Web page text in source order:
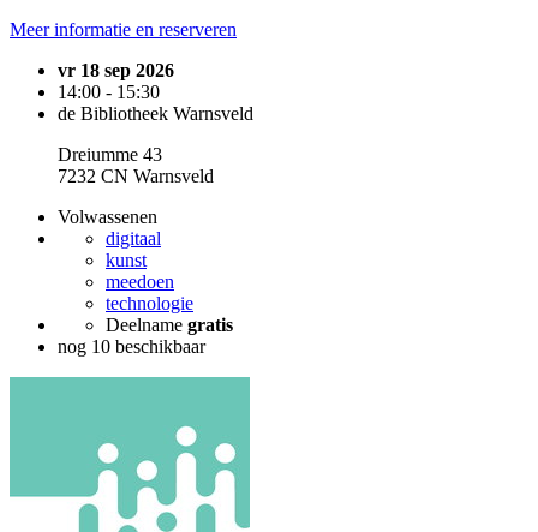
Meer informatie en reserveren
vr 18 sep 2026
14:00 - 15:30
de Bibliotheek Warnsveld
Dreiumme 43
7232 CN Warnsveld
Volwassenen
digitaal
kunst
meedoen
technologie
Deelname gratis
nog 10 beschikbaar